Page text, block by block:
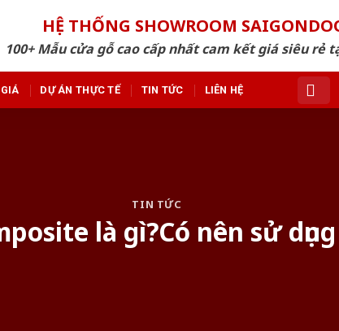
HỆ THỐNG SHOWROOM
100+ Mẫu cửa gỗ cao cấp nhất cam kết giá siêu rẻ
DỰ ÁN THỰC TẾ TIN TỨC LIÊN HỆ
TIN TỨC
là gì?Có nên sử